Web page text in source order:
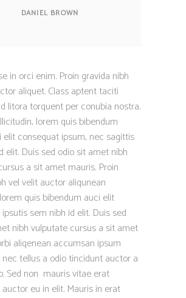
DANIEL BROWN
in orci enim. Proin gravida nibh
aliquet. Class aptent taciti
litora torquent per conubia nostra.
lorem quis bibendum
elit consequat ipsum, nec sagittis
elit. Duis sed odio sit amet nibh
a sit amet mauris. Proin
vel velit auctor aliqunean
quis bibendum auci elit
sem nibh id elit. Duis sed
nibh vulputate cursus a sit amet
aliqenean accumsan ipsum
tellus a odio tincidunt auctor a
Sed non mauris vitae erat
eu in elit. Mauris in erat